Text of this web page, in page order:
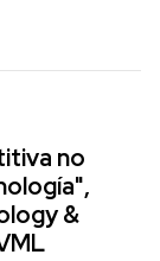
no
&